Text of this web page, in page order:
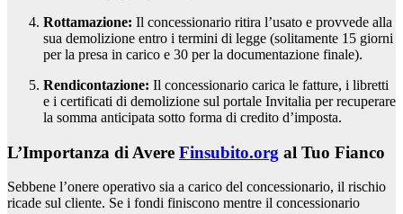
Rottamazione: Il concessionario ritira l’usato e provvede alla
sua demolizione entro i termini di legge (solitamente 15 giorni
per la presa in carico e 30 per la documentazione finale).
Rendicontazione: Il concessionario carica le fatture, i libretti
e i certificati di demolizione sul portale Invitalia per recuperare
la somma anticipata sotto forma di credito d’imposta.
L’Importanza di Avere Finsubito.org al Tuo Fianco
Sebbene l’onere operativo sia a carico del concessionario, il rischio
ricade sul cliente. Se i fondi finiscono mentre il concessionario